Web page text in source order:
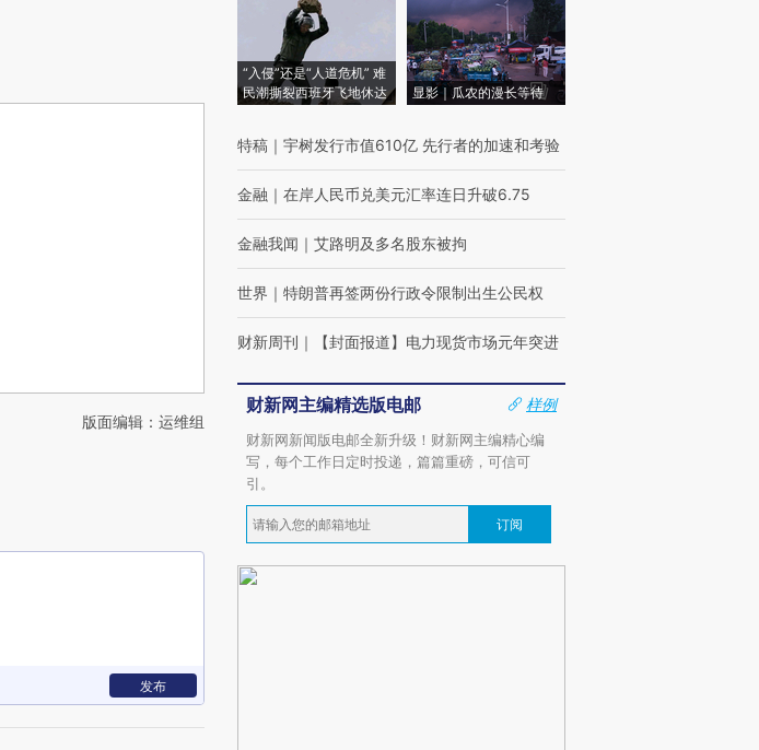
版面编辑：运维组
发布
“入侵”还是“人道危机” 难
民潮撕裂西班牙飞地休达
显影｜瓜农的漫长等待
特稿 ｜ 宇树发行市值610亿 先行者的加速和考验
金融 ｜ 在岸人民币兑美元汇率连日升破6.75
金融我闻 ｜ 艾路明及多名股东被拘
世界 ｜ 特朗普再签两份行政令限制出生公民权
财新周刊 ｜ 【封面报道】电力现货市场元年突进
财新网主编精选版电邮
样例
财新网新闻版电邮全新升级！财新网主编精心编
写，每个工作日定时投递，篇篇重磅，可信可
引。
订阅